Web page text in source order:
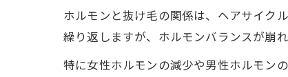
ホルモンと抜け毛の関係は、ヘアサイク
繰り返しますが、ホルモンバランスが崩
特に女性ホルモンの減少や男性ホルモン